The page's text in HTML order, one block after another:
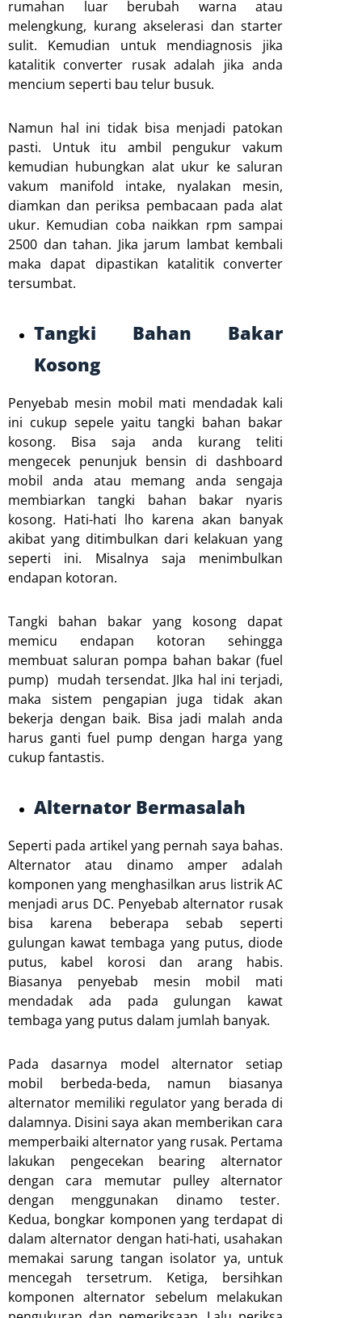
rumahan luar berubah warna atau
melengkung, kurang akselerasi dan starter
sulit. Kemudian untuk mendiagnosis jika
katalitik converter rusak adalah jika anda
mencium seperti bau telur busuk.
Namun hal ini tidak bisa menjadi patokan
pasti. Untuk itu ambil pengukur vakum
kemudian hubungkan alat ukur ke saluran
vakum manifold intake, nyalakan mesin,
diamkan dan periksa pembacaan pada alat
ukur. Kemudian coba naikkan rpm sampai
2500 dan tahan. Jika jarum lambat kembali
maka dapat dipastikan katalitik converter
tersumbat.
Tangki Bahan Bakar
Kosong
Penyebab mesin mobil mati mendadak kali
ini cukup sepele yaitu tangki bahan bakar
kosong. Bisa saja anda kurang teliti
mengecek penunjuk bensin di dashboard
mobil anda atau memang anda sengaja
membiarkan tangki bahan bakar nyaris
kosong. Hati-hati lho karena akan banyak
akibat yang ditimbulkan dari kelakuan yang
seperti ini. Misalnya saja menimbulkan
endapan kotoran.
Tangki bahan bakar yang kosong dapat
memicu endapan kotoran sehingga
membuat saluran pompa bahan bakar (fuel
pump) mudah tersendat. JIka hal ini terjadi,
maka sistem pengapian juga tidak akan
bekerja dengan baik. Bisa jadi malah anda
harus ganti fuel pump dengan harga yang
cukup fantastis.
Alternator Bermasalah
Seperti pada artikel yang pernah saya bahas.
Alternator atau dinamo amper adalah
komponen yang menghasilkan arus listrik AC
menjadi arus DC. Penyebab alternator rusak
bisa karena beberapa sebab seperti
gulungan kawat tembaga yang putus, diode
putus, kabel korosi dan arang habis.
Biasanya penyebab mesin mobil mati
mendadak ada pada gulungan kawat
tembaga yang putus dalam jumlah banyak.
Pada dasarnya model alternator setiap
mobil berbeda-beda, namun biasanya
alternator memiliki regulator yang berada di
dalamnya. Disini saya akan memberikan cara
memperbaiki alternator yang rusak. Pertama
lakukan pengecekan bearing alternator
dengan cara memutar pulley alternator
dengan menggunakan dinamo tester.
Kedua, bongkar komponen yang terdapat di
dalam alternator dengan hati-hati, usahakan
memakai sarung tangan isolator ya, untuk
mencegah tersetrum. Ketiga, bersihkan
komponen alternator sebelum melakukan